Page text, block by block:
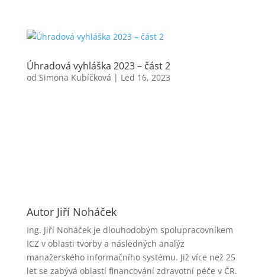
Úhradová vyhláška 2023 – část 2
od Simona Kubíčková | Led 16, 2023
Autor Jiří Noháček
Ing. Jiří Noháček je dlouhodobým spolupracovníkem
ICZ v oblasti tvorby a následných analýz
manažerského informačního systému. Již více než 25
let se zabývá oblastí financování zdravotní péče v ČR.